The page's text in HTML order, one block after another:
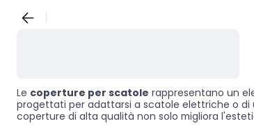
Le coperture per scatole rappresentano un
progettati per adattarsi a scatole elettriche o
coperture di alta qualità non solo migliora